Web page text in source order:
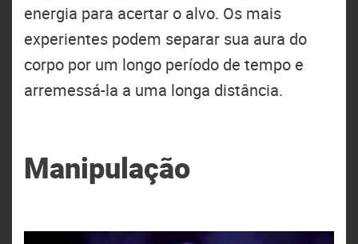
energia para acertar o alvo. Os mais
experientes podem separar sua aura do
corpo por um longo período de tempo e
arremessá-la a uma longa distância.
Manipulação